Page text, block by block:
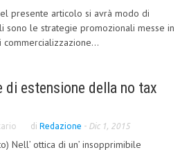
presente articolo si avrà modo di
sono le strategie promozionali messe in
di estensione della no tax
di Redazione - Dic 1, 2015
Nell’ ottica di un’ insopprimibile